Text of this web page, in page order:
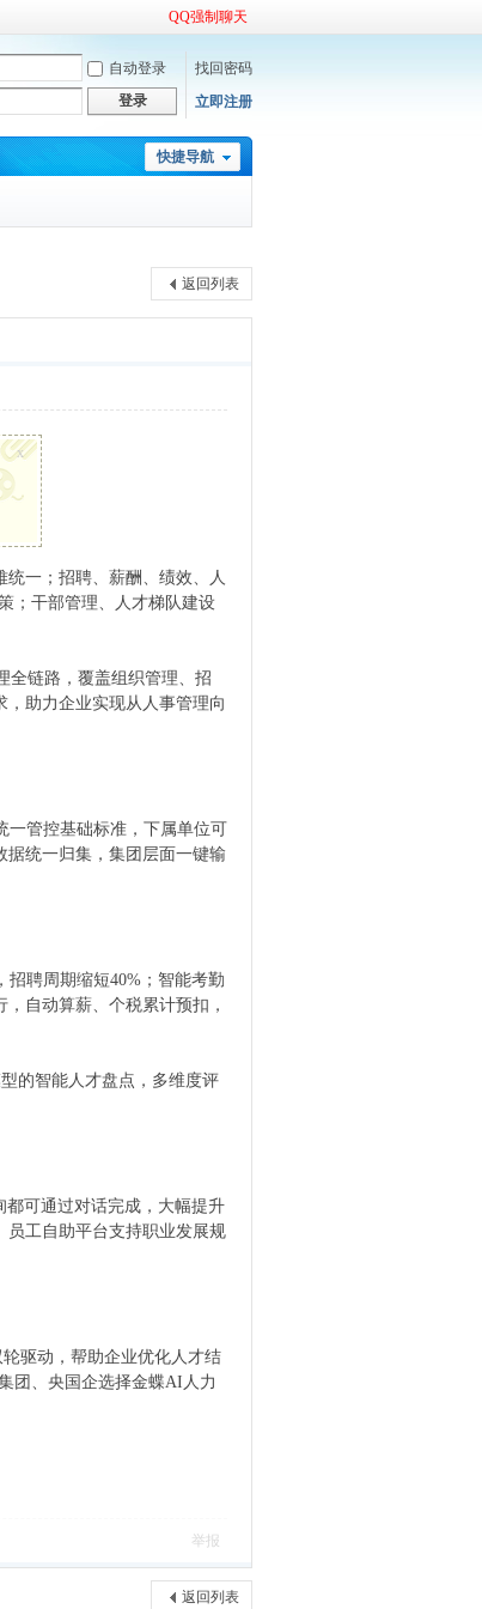
QQ强制聊天
自动登录
找回密码
登录 立即注册
快捷导航
返回列表
x
一；招聘、薪酬、绩效、人
；干部管理、人才梯队建设
全链路，覆盖组织管理、招
助力企业实现从人事管理向
管控基础标准，下属单位可
据统一归集，集团层面一键输
聘周期缩短40%；智能考勤
自动算薪、个税累计预扣，
的智能人才盘点，多维度评
可通过对话完成，大幅提升
员工自助平台支持职业发展规
驱动，帮助企业优化人才结
团、央国企选择金蝶AI人力
举报
返回列表